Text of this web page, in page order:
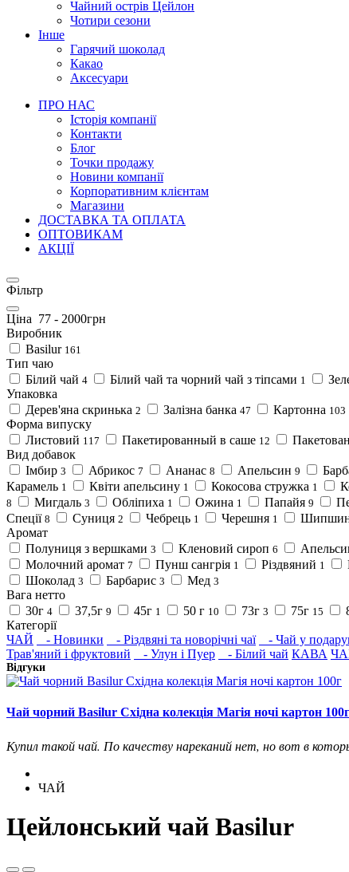
Чайний острів Цейлон
Чотири сезони
Інше
Гарячий шоколад
Какао
Аксесуари
ПРО НАС
Історія компанії
Контакти
Блог
Точки продажу
Новини компанії
Корпоративним клієнтам
Магазини
ДОСТАВКА ТА ОПЛАТА
ОПТОВИКАМ
АКЦІЇ
Фільтр
Ціна 77 - 2000грн
Виробник
Basilur 161
Тип чаю
Білий чай 4 Білий чай та чорний чай з тіпсами 1
Упаковка
Дерев'яна скринька 2 Залізна банка 47 Картонна 103
Форма випуску
Листовий 117 Пакетированный в саше 12
Вид добавок
Імбир 3 Абрикос 7 Ананас 8 Апельсин 9
Карамель 1 Квіти апельсину 1 Кокосова стружка 1
8 Мигдаль 3 Обліпиха 1 Ожина 1 Папайя 9
Спеції 8 Суниця 2 Чебрець 1 Черешня 1
Аромат
Полуниця з вершками 3 Кленовий сироп 6
Молочний аромат 7 Пунш сангрія 1 Різдвяний 1
Шоколад 3 Барбарис 3 Мед 3
Вага нетто
30г 4 37,5г 9 45г 1 50 г 10 73г 3 75г 15
Категорії
ЧАЙ
- Новинки - Різдвяні та новорічні чаї - Чай у
Трав'яний і фруктовий
- Улун і Пуер - Білий чай КАВА
Відгуки
Чай чорний Basilur Східна колекція Магія ночі картон 100г
Купил такой чай. По качеству нареканий нет, но вот в
ЧАЙ
Цейлонський чай Basilur